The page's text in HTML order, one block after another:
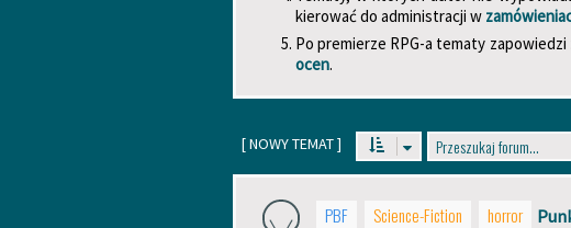
kierować do administracji w
Po premierze RPG-a tematy
ocen.
[NOWY TEMAT]
PBF Science-Fiction horror